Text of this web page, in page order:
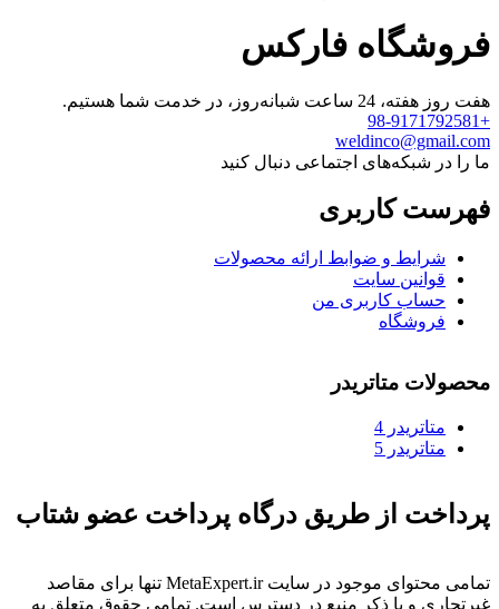
فروشگاه فارکس
هفت روز هفته، 24 ساعت شبانه‌روز، در خدمت شما هستیم.
+98-9171792581
weldinco@gmail.com
ما را در شبکه‌های اجتماعی دنبال کنید
فهرست کاربری
شرایط و ضوابط ارائه محصولات
قوانین سایت
حساب کاربری من
فروشگاه
محصولات متاتریدر
متاتريدر 4
متاتريدر 5
پرداخت از طریق درگاه پرداخت عضو شتاب
تمامی محتوای موجود در سایت MetaExpert.ir تنها برای مقاصد
غیرتجاری و با ذکر منبع در دسترس است. تمامی حقوق متعلق به